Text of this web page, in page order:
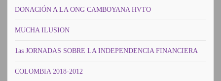
DONACIÓN A LA ONG CAMBOYANA HVTO
MUCHA ILUSION
1as JORNADAS SOBRE LA INDEPENDENCIA FINANCIERA
COLOMBIA 2018-2012